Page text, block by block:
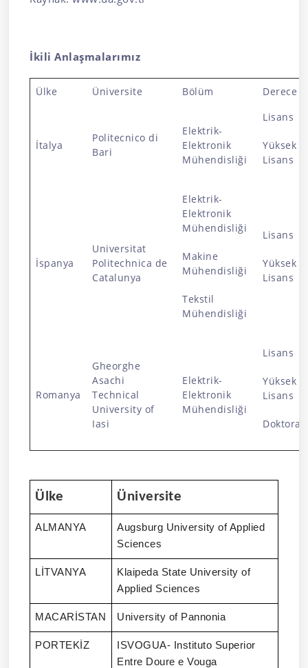
İkili Anlaşmalarımız
Ülke Üniversite Bölüm Derece
İtalya
Politecnico di
Bari
Elektrik-
Elektronik
Mühendisliği
Lisans
Yüksek
Lisans
İspanya
Universitat
Politechnica de
Catalunya
Elektrik-
Elektronik
Mühendisliği
Makine
Mühendisliği
Tekstil
Mühendisliği
Lisans
Yüksek
Lisans
Romanya
Gheorghe
Asachi
Technical
University of
Iasi
Elektrik-
Elektronik
Mühendisliği
Lisans
Yüksek
Lisans
Doktora
Ülke Üniversite
ALMANYA
Augsburg University of Applied
Sciences
LİTVANYA
Klaipeda State University of
Applied Sciences
MACARİSTAN University of Pannonia
PORTEKİZ
ISVOGUA- Instituto Superior
Entre Doure e Vouga